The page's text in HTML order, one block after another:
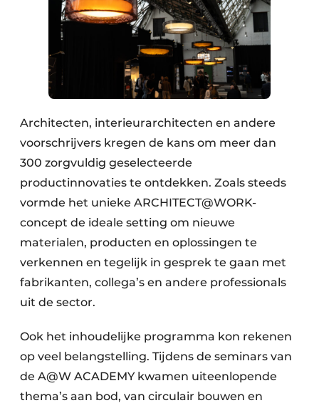
Architecten, interieurarchitecten en andere
voorschrijvers kregen de kans om meer dan
300 zorgvuldig geselecteerde
productinnovaties te ontdekken. Zoals steeds
vormde het unieke ARCHITECT@WORK-
concept de ideale setting om nieuwe
materialen, producten en oplossingen te
verkennen en tegelijk in gesprek te gaan met
fabrikanten, collega’s en andere professionals
uit de sector.
Ook het inhoudelijke programma kon rekenen
op veel belangstelling. Tijdens de seminars van
de A@W ACADEMY kwamen uiteenlopende
thema’s aan bod, van circulair bouwen en